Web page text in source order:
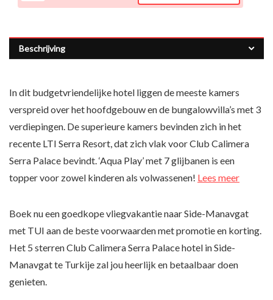
Beschrijving
In dit budgetvriendelijke hotel liggen de meeste kamers
verspreid over het hoofdgebouw en de bungalowvilla’s met 3
verdiepingen. De superieure kamers bevinden zich in het
recente LTI Serra Resort, dat zich vlak voor Club Calimera
Serra Palace bevindt. ‘Aqua Play’ met 7 glijbanen is een
topper voor zowel kinderen als volwassenen! Lees meer
Boek nu een goedkope vliegvakantie naar Side-Manavgat
met TUI aan de beste voorwaarden met promotie en korting.
Het 5 sterren Club Calimera Serra Palace hotel in Side-
Manavgat te Turkije zal jou heerlijk en betaalbaar doen
genieten.